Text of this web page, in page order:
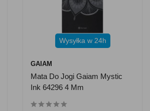
Wysyłka w 24h
GAIAM
Mata Do Jogi Gaiam Mystic
Ink 64296 4 Mm